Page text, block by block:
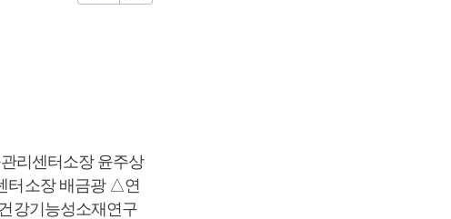
리센터소장 윤주상
터소장 배금광 △연
강기능성소재연구